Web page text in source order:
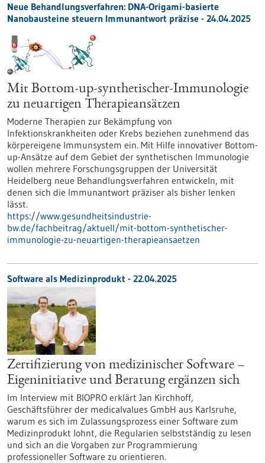
Neue Behandlungsverfahren: DNA-Origami-basierte
Nanobausteine steuern Immunantwort präzise - 24.04.2025
Mit Bottom-up-synthetischer-Immunologie
zu neuartigen Therapieansätzen
Moderne Therapien zur Bekämpfung von
Infektionskrankheiten oder Krebs beziehen zunehmend das
körpereigene Immunsystem ein. Mit Hilfe innovativer Bottom-
up-Ansätze auf dem Gebiet der synthetischen Immunologie
wollen mehrere Forschungsgruppen der Universität
Heidelberg neue Behandlungsverfahren entwickeln, mit
denen sich die Immunantwort präziser als bisher lenken
lässt.
https://www.gesundheitsindustrie-
bw.de/fachbeitrag/aktuell/mit-bottom-synthetischer-
immunologie-zu-neuartigen-therapieansaetzen
Software als Medizinprodukt - 22.04.2025
Zertifizierung von medizinischer Software –
Eigeninitiative und Beratung ergänzen sich
Im Interview mit BIOPRO erklärt Jan Kirchhoff,
Geschäftsführer der medicalvalues GmbH aus Karlsruhe,
warum es sich im Zulassungsprozess einer Software zum
Medizinprodukt lohnt, die Regularien selbstständig zu lesen
und sich an die Vorgaben zur Programmierung
professioneller Software zu orientieren.